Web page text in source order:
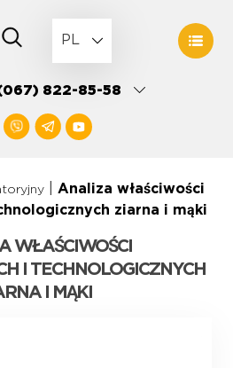
PL
822-85-58
Analiza właściwości
ziarna i mąki
WŁAŚCIWOŚCI
I TECHNOLOGICZNYCH
I MĄKI